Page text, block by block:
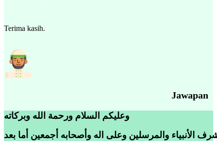
Terima kasih.
Jawapan
الأنبياء والمرسلين وعلى اله وأصحابه أجمعين أما بعد